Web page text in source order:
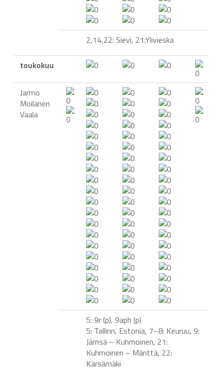
2,14,22: Sievi, 21:Ylivieska
toukokuu
Jarmo
Moilanen
Vaala
5: 9r (p), 9aph (p)
5: Tallinn, Estonia, 7–8: Keuruu, 9:
Jämsä – Kuhmoinen, 21:
Kuhmoinen – Mänttä, 22:
Kärsämäki